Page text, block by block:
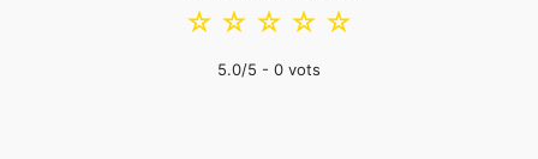
☆
☆
☆
☆
☆
5.0/5 - 0 vots